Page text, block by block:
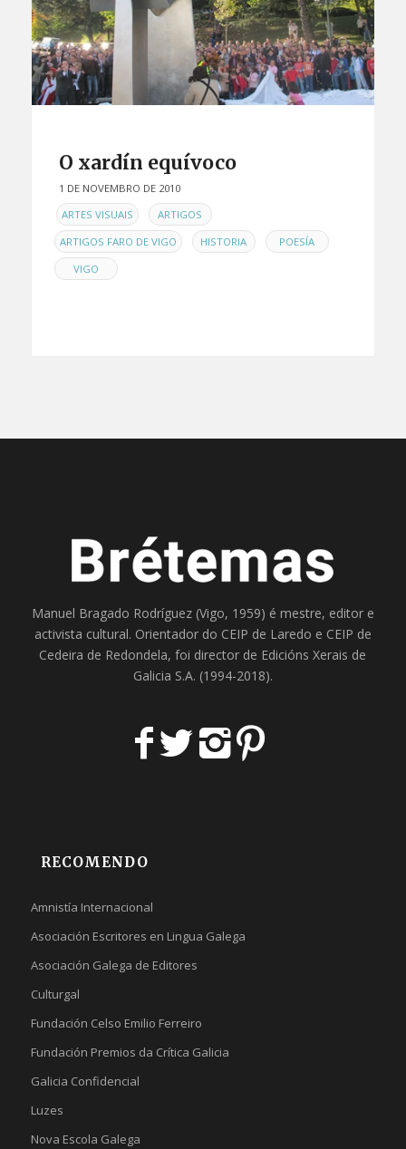
O xardín equívoco
1 DE NOVEMBRO DE 2010
ENARTES VISUAIS , ARTIGOS ,
ARTIGOS FARO DE VIGO , HISTORIA , POESÍA ,
VIGO
Manuel Bragado Rodríguez (Vigo, 1959) é mestre, editor e
activista cultural. Orientador do CEIP de Laredo e CEIP de
Cedeira de Redondela, foi director de Edicións Xerais de
Galicia S.A. (1994-2018).
RECOMENDO
Amnistía Internacional
Asociación Escritores en Lingua Galega
Asociación Galega de Editores
Culturgal
Fundación Celso Emilio Ferreiro
Fundación Premios da Crítica Galicia
Galicia Confidencial
Luzes
Nova Escola Galega